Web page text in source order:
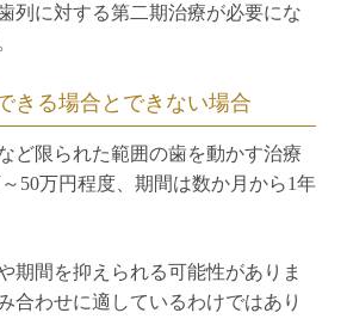
列に対する第二期治療が必要にな
きる場合とできない場合
ど限られた範囲の歯を動かす治療
50万円程度、期間は数か月から1年
期間を抑えられる可能性がありま
合わせに適しているわけではあり